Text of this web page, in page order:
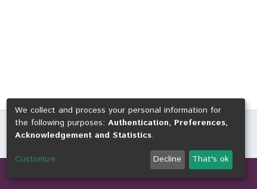
We collect and process your personal information for
the following purposes: Authentication, Preferences,
Acknowledgement and Statistics.
Customize Decline That's ok